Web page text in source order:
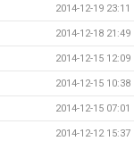
2014-12-19 23:11
2014-12-18 21:49
2014-12-15 12:09
2014-12-15 10:38
2014-12-15 07:01
2014-12-12 15:37